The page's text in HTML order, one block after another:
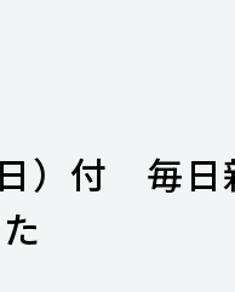
）付 毎日